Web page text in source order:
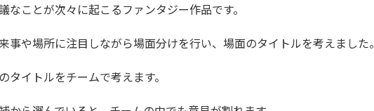
なことが次々に起こるファンタジー作品です。
事や場所に注目しながら場面分けを行い、場面のタイトルを考えました。
タイトルをチームで考えます。